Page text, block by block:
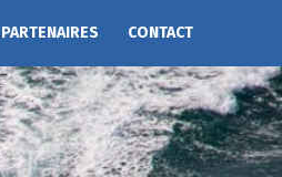
PARTENAIRES CONTACT